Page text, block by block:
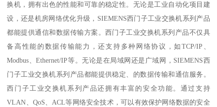
换机，拥有出色的性能和可靠的稳定性。无论是工业自动化项目建
设，还是机房网络优化升级，SIEMENS西门子工业交换机系列产品
都能提供通信和数据传输方案。西门子工业交换机系列产品不仅具
备高性能的数据传输能力，还支持多种网络协议，如TCP/IP、
Modbus、Ethernet/IP等。无论是在局域网还是广域网，SIEMENS西
门子工业交换机系列产品都能提供稳定、的数据传输和通信服务。
西门子工业交换机系列产品还拥有丰富的安全功能。通过支持
VLAN、QoS、ACL等网络安全技术，可以有效保护网络数据的安全